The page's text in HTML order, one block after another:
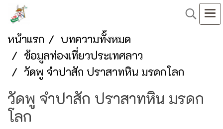
หน้าแรก
บทความทั้งหมด
ข้อมูลท่องเที่ยวประเทศลาว
วัดพู จำปาสัก ปราสาทหิน มรดกโลก
วัดพู จำปาสัก ปราสาทหิน มรดก
โลก